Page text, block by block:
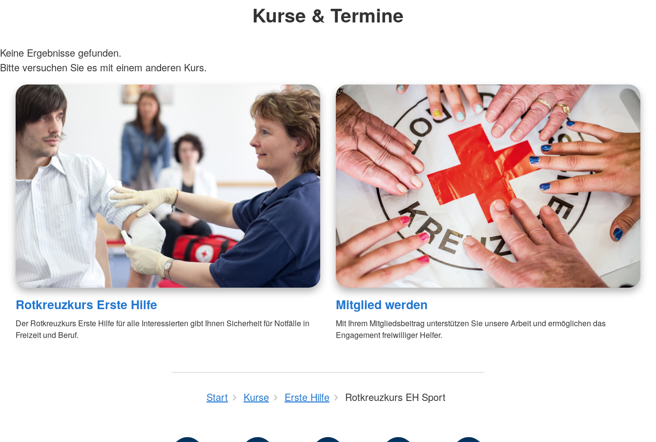
Kurse & Termine
Keine Ergebnisse gefunden.
Bitte versuchen Sie es mit einem anderen Kurs.
Rotkreuzkurs Erste Hilfe
Der Rotkreuzkurs Erste Hilfe für alle Interessierten gibt Ihnen Sicherheit für Notfälle in
Freizeit und Beruf.
Mitglied werden
Mit Ihrem Mitgliedsbeitrag unterstützen Sie unsere Arbeit und ermöglichen das
Engagement freiwilliger Helfer.
Start Kurse Erste Hilfe Rotkreuzkurs EH Sport